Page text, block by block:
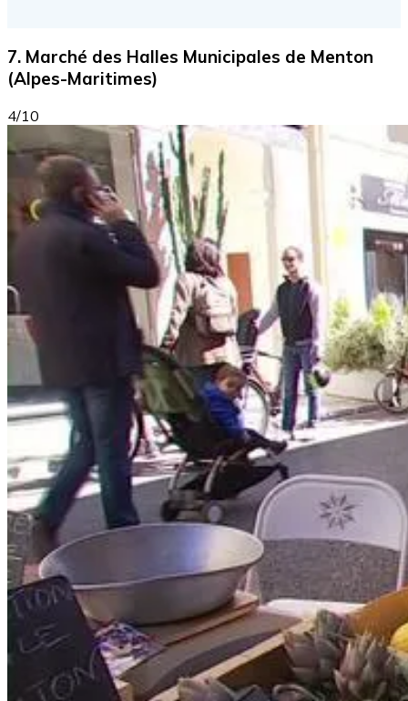
7. Marché des Halles Municipales de Menton
(Alpes-Maritimes)
4/10